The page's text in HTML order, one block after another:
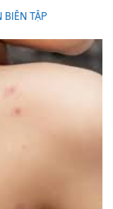
BIÊN TẬP